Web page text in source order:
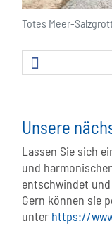
Totes Meer-
Unsere
Lassen Sie sich
und
entschwindet
Gern können sie
unter https://